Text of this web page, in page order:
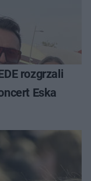
rozgrzali
Eska